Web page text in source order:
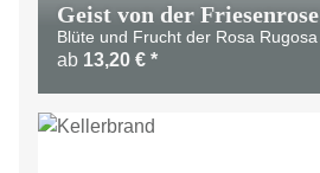
Geist von der Friesenrose
Blüte und Frucht der Rosa Rugosa
ab 13,20 € *